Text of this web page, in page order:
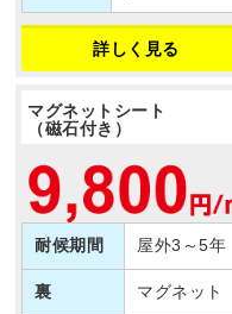
詳しく見る
マグネットシート
（磁石付き）
耐候期間 屋外3～5年
裏 マグネット